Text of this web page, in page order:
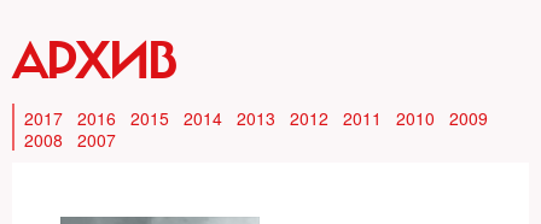
АРХИВ
2017 2016 2015 2014 2013 2012 2011 2010
2009
2008
2007